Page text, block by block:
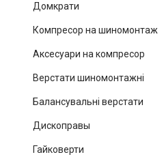
Домкрати
Компресор на шиномонтаж
Аксесуари на компресор
Верстати шиномонтажні
Балансувальні верстати
Дископравы
Гайковерти